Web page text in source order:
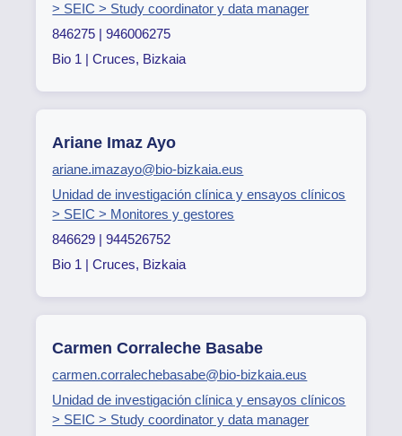
> SEIC > Study coordinator y data manager
846275 | 946006275
Bio 1 | Cruces, Bizkaia
Ariane Imaz Ayo
ariane.imazayo@bio-bizkaia.eus
Unidad de investigación clínica y ensayos clínicos
> SEIC > Monitores y gestores
846629 | 944526752
Bio 1 | Cruces, Bizkaia
Carmen Corraleche Basabe
carmen.corralechebasabe@bio-bizkaia.eus
Unidad de investigación clínica y ensayos clínicos
> SEIC > Study coordinator y data manager